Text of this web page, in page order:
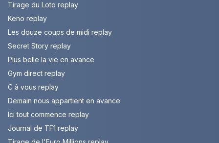
Tirage du Loto replay
Keno replay
Les douze coups de midi replay
Secret Story replay
Plus belle la vie en avance
Gym direct replay
C à vous replay
Demain nous appartient en avance
Ici tout commence replay
Journal de TF1 replay